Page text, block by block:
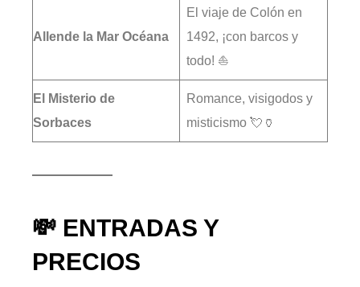
Allende la Mar Océana
El viaje de Colón en
1492, ¡con barcos y
todo! ⛵
El Misterio de
Sorbaces
Romance, visigodos y
misticismo 💘🏺
💸 ENTRADAS Y
PRECIOS